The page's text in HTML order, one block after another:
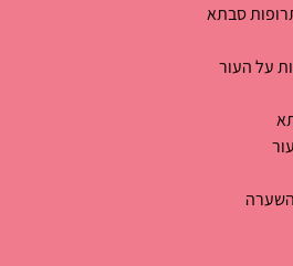
סבתא
על העור
השערה